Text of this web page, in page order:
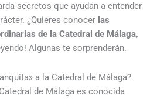
secretos que ayudan a entender
¿Quieres conocer las
de la Catedral de Málaga,
Algunas te sorprenderán.
a la Catedral de Málaga?
de Málaga es conocida